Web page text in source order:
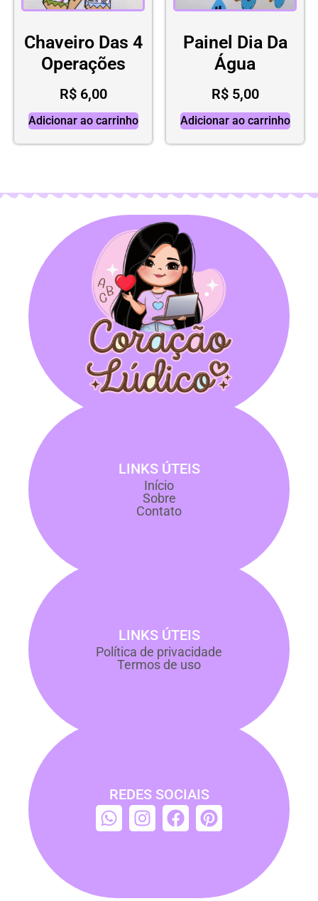
Chaveiro Das 4
Operações
R$6,00
Adicionar ao carrinho
Painel Dia Da
Água
R$5,00
Adicionar ao carrinho
LINKS ÚTEIS
Início
Sobre
Contato
LINKS ÚTEIS
Política de privacidade
Termos de uso
REDES SOCIAIS